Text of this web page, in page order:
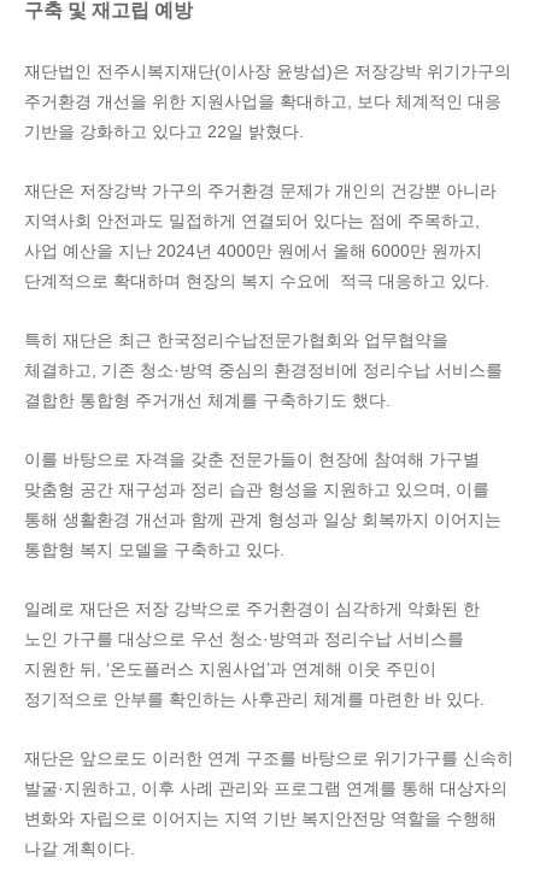
구축 및 재고립 예방
재단법인 전주시복지재단(이사장 윤방섭)은 저장강박 위기가구의
주거환경 개선을 위한 지원사업을 확대하고, 보다 체계적인 대응
기반을 강화하고 있다고 22일 밝혔다.
재단은 저장강박 가구의 주거환경 문제가 개인의 건강뿐 아니라
지역사회 안전과도 밀접하게 연결되어 있다는 점에 주목하고,
사업 예산을 지난 2024년 4000만 원에서 올해 6000만 원까지
단계적으로 확대하며 현장의 복지 수요에 적극 대응하고 있다.
특히 재단은 최근 한국정리수납전문가협회와 업무협약을
체결하고, 기존 청소·방역 중심의 환경정비에 정리수납 서비스를
결합한 통합형 주거개선 체계를 구축하기도 했다.
이를 바탕으로 자격을 갖춘 전문가들이 현장에 참여해 가구별
맞춤형 공간 재구성과 정리 습관 형성을 지원하고 있으며, 이를
통해 생활환경 개선과 함께 관계 형성과 일상 회복까지 이어지는
통합형 복지 모델을 구축하고 있다.
일례로 재단은 저장 강박으로 주거환경이 심각하게 악화된 한
노인 가구를 대상으로 우선 청소·방역과 정리수납 서비스를
지원한 뒤, ‘온도플러스 지원사업’과 연계해 이웃 주민이
정기적으로 안부를 확인하는 사후관리 체계를 마련한 바 있다.
재단은 앞으로도 이러한 연계 구조를 바탕으로 위기가구를 신속히
발굴·지원하고, 이후 사례 관리와 프로그램 연계를 통해 대상자의
변화와 자립으로 이어지는 지역 기반 복지안전망 역할을 수행해
나갈 계획이다.